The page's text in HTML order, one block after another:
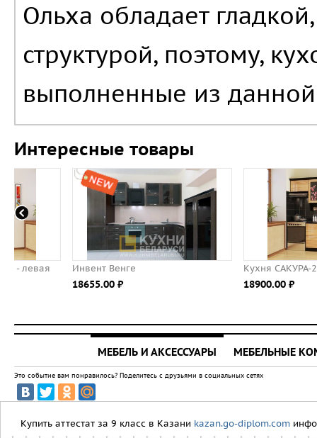
Ольха обладает
структурой, поэтому,
выполненные из
Интересные товары
Инвент Венге Кухня САКУРА-2, правая -
МЕБЕЛЬ И АКСЕССУАРЫ МЕБЕЛЬНЫЕ
Это событие вам понравилось? Поделитесь с друзьями в социальных сетях
Купить аттестат за 9 класс в Казани kazan.go-diplom.com